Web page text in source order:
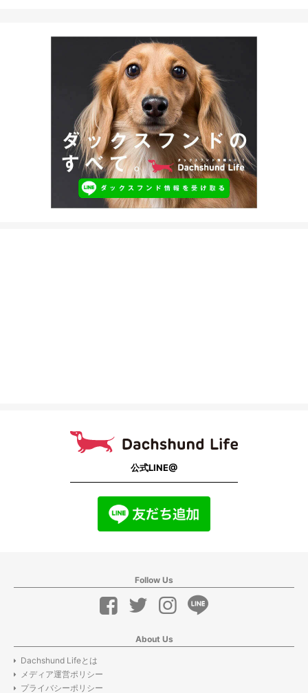
公式LINE@
Follow Us
About Us
Dachshund Lifeとは
メディア運営ポリシー
プライバシーポリシー